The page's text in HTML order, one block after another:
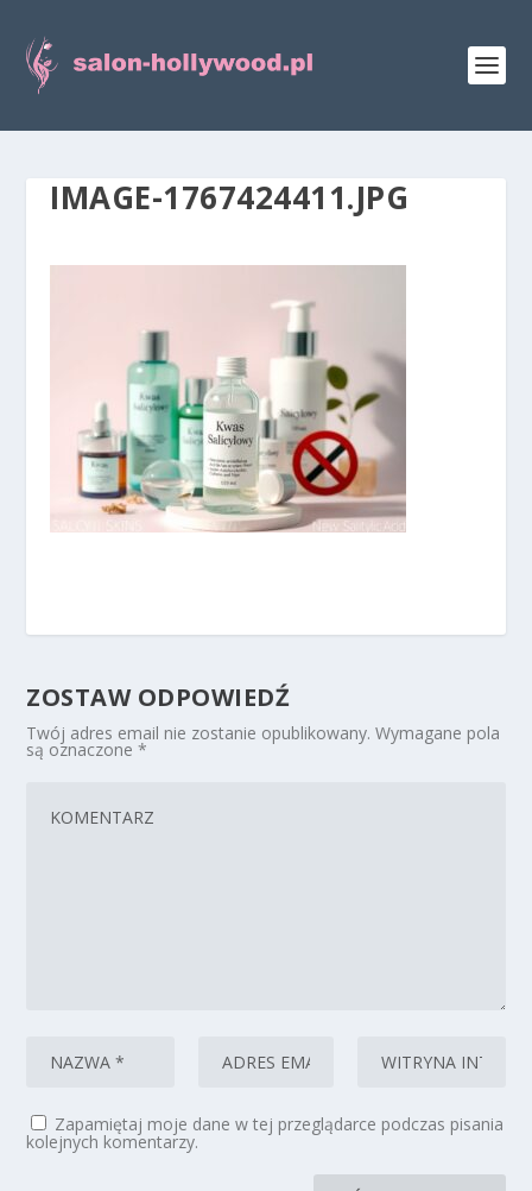
IMAGE-1767424411.JPG
ZOSTAW ODPOWIEDŹ
Twój adres email nie zostanie opublikowany. Wymagane pola
są oznaczone*
Zapamiętaj moje dane w tej przeglądarce podczas pisania
kolejnych komentarzy.